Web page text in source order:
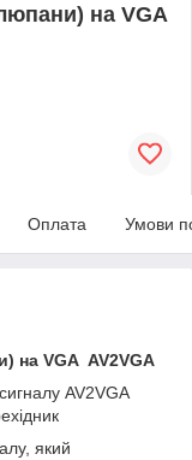
на VGA
Оплата Умови
на VGA AV2VGA
AV2VGA
який